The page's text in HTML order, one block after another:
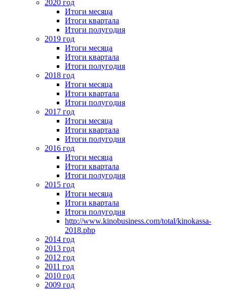
2020 год
Итоги месяца
Итоги квартала
Итоги полугодия
2019 год
Итоги месяца
Итоги квартала
Итоги полугодия
2018 год
Итоги месяца
Итоги квартала
Итоги полугодия
2017 год
Итоги месяца
Итоги квартала
Итоги полугодия
2016 год
Итоги месяца
Итоги квартала
Итоги полугодия
2015 год
Итоги месяца
Итоги квартала
Итоги полугодия
http://www.kinobusiness.com/total/kinokassa-
2018.php
2014 год
2013 год
2012 год
2011 год
2010 год
2009 год